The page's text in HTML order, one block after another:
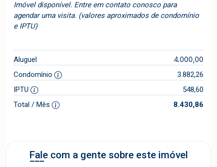
Imóvel disponível. Entre em contato conosco para
agendar uma visita. (valores aproximados de condomínio
e IPTU)
Aluguel 4.000,00
Condomínio
3.882,26
IPTU
548,60
Total / Mês
8.430,86
Fale com a gente sobre este imóvel